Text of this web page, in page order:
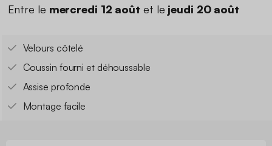
Entre le mercredi 12 août et le jeudi 20 août
Velours côtelé
Coussin fourni et déhoussable
Assise profonde
Montage facile